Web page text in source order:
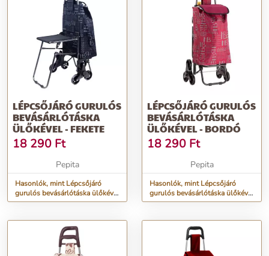
LÉPCSŐJÁRÓ GURULÓS
BEVÁSÁRLÓTÁSKA
ÜLŐKÉVEL - FEKETE
18 290 Ft
Pepita
Hasonlók, mint Lépcsőjáró
gurulós bevásárlótáska ülőkével
- fekete
LÉPCSŐJÁRÓ GURULÓS
BEVÁSÁRLÓTÁSKA
ÜLŐKÉVEL - BORDÓ
18 290 Ft
Pepita
Hasonlók, mint Lépcsőjáró
gurulós bevásárlótáska ülőkével
- bordó